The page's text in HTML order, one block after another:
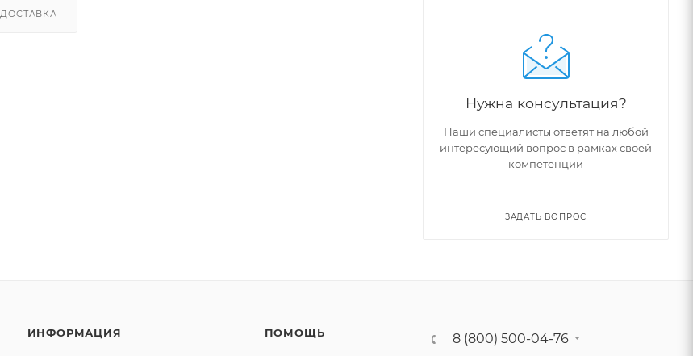
ДОСТАВКА
Нужна консультация?
Наши специалисты ответят на любой
интересующий вопрос в рамках своей
компетенции
ЗАДАТЬ ВОПРОС
ИНФОРМАЦИЯ ПОМОЩЬ 8 (800) 500-04-76